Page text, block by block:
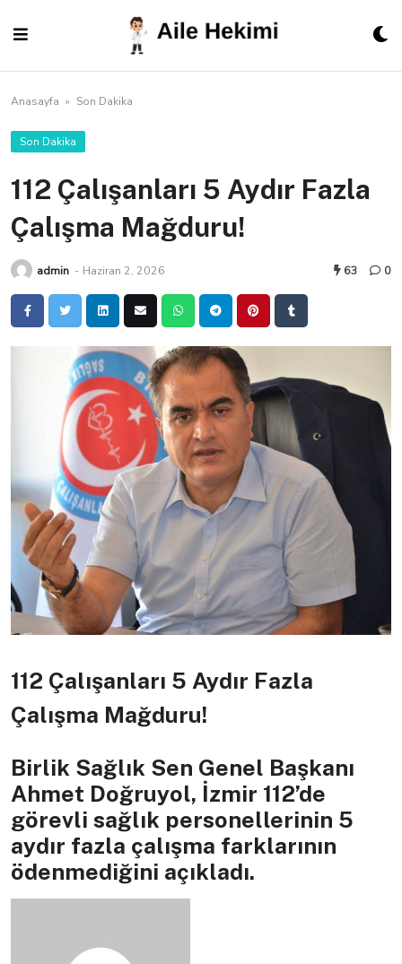
content
Anasayfa » Son Dakika
Son Dakika
112 Çalışanları 5 Aydır Fazla
Çalışma Mağduru!
admin - Haziran 2, 2026 63 0
112 Çalışanları 5 Aydır Fazla
Çalışma Mağduru!
Birlik Sağlık Sen Genel Başkanı
Ahmet Doğruyol, İzmir 112’de
görevli sağlık personellerinin 5
aydır fazla çalışma farklarının
ödenmediğini açıkladı.